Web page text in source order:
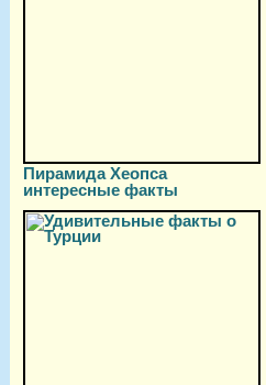
Пирамида Хеопса
интересные факты